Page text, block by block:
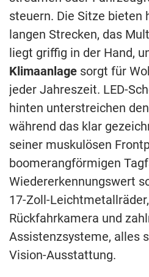
steuern. Die Sitze bieten
langen Strecken, das
liegt griffig in der Hand,
Klimaanlage sorgt für
jeder Jahreszeit. LED-
hinten unterstreichen
während das klar
seiner muskulösen
boomerangförmigen
Wiedererkennungswert
17-Zoll-
Rückfahrkamera und
Assistenzsysteme, alles
Vision-Ausstattung.